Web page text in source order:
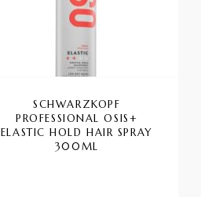
SCHWARZKOPF
PROFESSIONAL OSIS+
ELASTIC HOLD HAIR SPRAY
300ML